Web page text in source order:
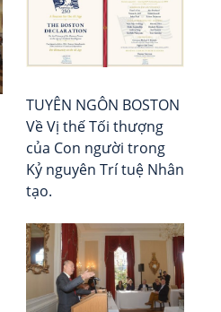
TUYÊN NGÔN BOSTON
Về Vị thế Tối thượng
của Con người trong
Kỷ nguyên Trí tuệ Nhân
tạo.